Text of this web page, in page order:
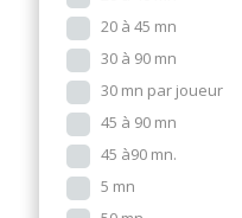
20 à 45 mn
30 à 90 mn
30 mn par joueur
45 à 90 mn
45 à90 mn.
5 mn